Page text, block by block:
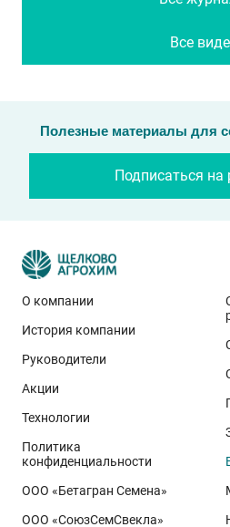
Все
Полезные материалы для
Подписаться на
О компании
История компании
Руководители
Акции
Технологии
Политика
конфиденциальности
ООО «Бетагран Семена»
ООО «СоюзСемСвекла»